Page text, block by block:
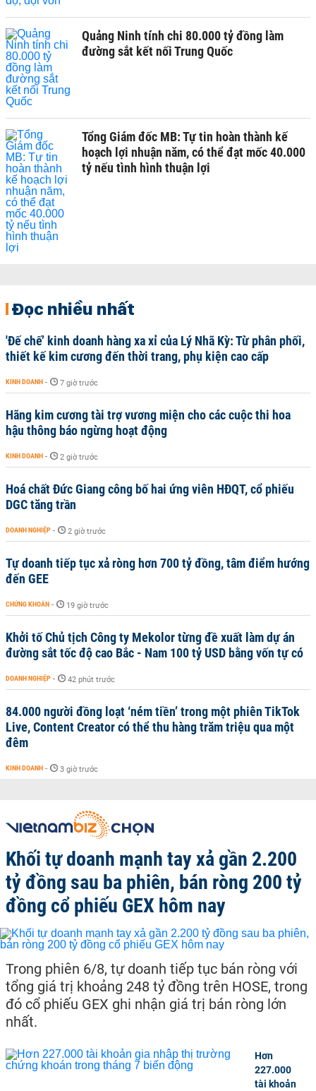
Quảng Ninh tính chi 80.000 tỷ đồng làm
đường sắt kết nối Trung Quốc
Tổng Giám đốc MB: Tự tin hoàn thành kế
hoạch lợi nhuận năm, có thể đạt mốc 40.000
tỷ nếu tình hình thuận lợi
Đọc nhiều nhất
'Đế chế’ kinh doanh hàng xa xỉ của Lý Nhã Kỳ: Từ phân phối,
thiết kế kim cương đến thời trang, phụ kiện cao cấp
KINH DOANH - 7 giờ trước
Hãng kim cương tài trợ vương miện cho các cuộc thi hoa
hậu thông báo ngừng hoạt động
KINH DOANH - 2 giờ trước
Hoá chất Đức Giang công bố hai ứng viên HĐQT, cổ phiếu
DGC tăng trần
DOANH NGHIỆP - 2 giờ trước
Tự doanh tiếp tục xả ròng hơn 700 tỷ đồng, tâm điểm hướng
đến GEE
CHỨNG KHOÁN - 19 giờ trước
Khởi tố Chủ tịch Công ty Mekolor từng đề xuất làm dự án
đường sắt tốc độ cao Bắc - Nam 100 tỷ USD bằng vốn tự có
DOANH NGHIỆP - 42 phút trước
84.000 người đồng loạt ‘ném tiền’ trong một phiên TikTok
Live, Content Creator có thể thu hàng trăm triệu qua một
đêm
KINH DOANH - 3 giờ trước
Khối tự doanh mạnh tay xả gần 2.200
tỷ đồng sau ba phiên, bán ròng 200 tỷ
đồng cổ phiếu GEX hôm nay
Trong phiên 6/8, tự doanh tiếp tục bán ròng với
tổng giá trị khoảng 248 tỷ đồng trên HOSE, trong
đó cổ phiếu GEX ghi nhận giá trị bán ròng lớn
nhất.
Hơn
227.000
tài khoản